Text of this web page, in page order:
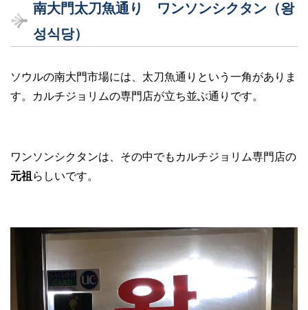
南大門太刀魚通り ワンソンシクタン（왕
성식당）
ソウルの南大門市場には、太刀魚通りという一角がありま
す。カルチジョリムの専門店が立ち並ぶ通りです。
ワンソンシクタンは、その中でもカルチジョリム専門店の
元祖らしいです。